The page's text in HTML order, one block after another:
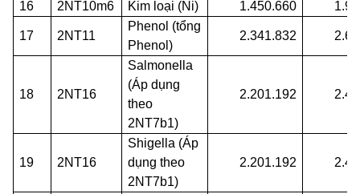
16 2NT10m6 Kim loại (Ni) 1.450.660
17 2NT11
Phenol (tổng
Phenol)
2.341.832
18 2NT16
Salmonella
(Áp dụng
theo
2NT7b1)
2.201.192
19 2NT16
Shigella (Áp
dụng theo
2NT7b1)
2.201.192